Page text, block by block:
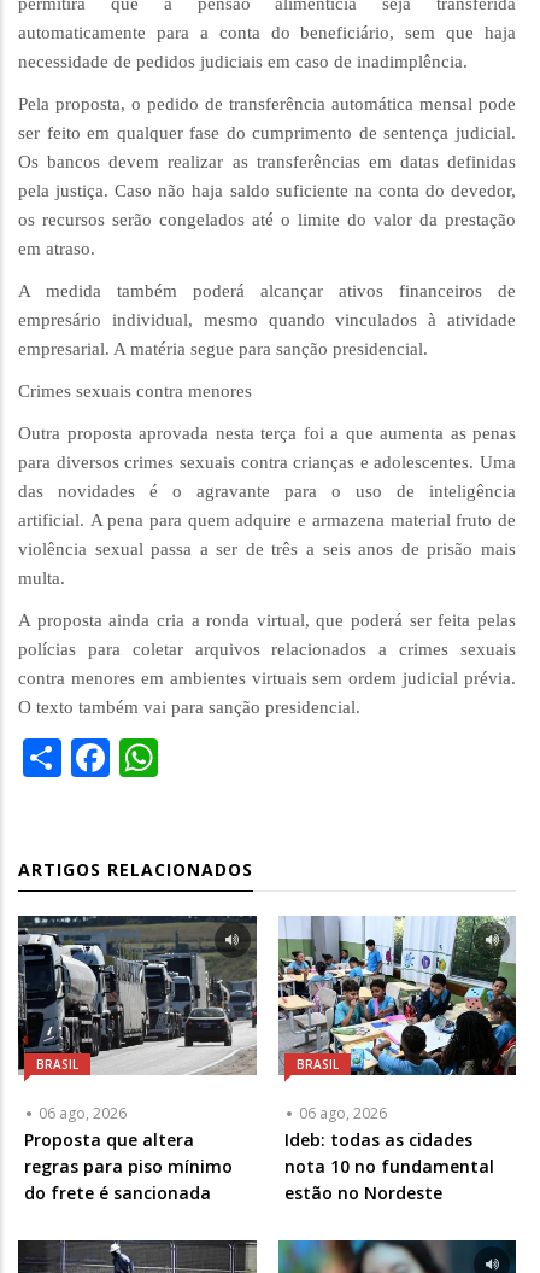
permitirá que a pensão alimentícia seja transferida
automaticamente para a conta do beneficiário, sem que haja
necessidade de pedidos judiciais em caso de inadimplência.
Pela proposta, o pedido de transferência automática mensal pode
ser feito em qualquer fase do cumprimento de sentença judicial.
Os bancos devem realizar as transferências em datas definidas
pela justiça. Caso não haja saldo suficiente na conta do devedor,
os recursos serão congelados até o limite do valor da prestação
em atraso.
A medida também poderá alcançar ativos financeiros de
empresário individual, mesmo quando vinculados à atividade
empresarial. A matéria segue para sanção presidencial.
Crimes sexuais contra menores
Outra proposta aprovada nesta terça foi a que aumenta as penas
para diversos crimes sexuais contra crianças e adolescentes. Uma
das novidades é o agravante para o uso de inteligência
artificial. A pena para quem adquire e armazena material fruto de
violência sexual passa a ser de três a seis anos de prisão mais
multa.
A proposta ainda cria a ronda virtual, que poderá ser feita pelas
polícias para coletar arquivos relacionados a crimes sexuais
contra menores em ambientes virtuais sem ordem judicial prévia.
O texto também vai para sanção presidencial.
ShareFacebook
ARTIGOS RELACIONADOS
BRASIL
06 ago, 2026
Proposta que altera
regras para piso mínimo
do frete é sancionada
BRASIL
06 ago, 2026
Ideb: todas as cidades
nota 10 no fundamental
estão no Nordeste